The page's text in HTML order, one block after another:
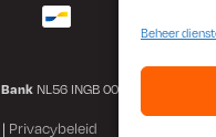
Beheer
Bank NL56 INGB 0008 1266 42
| Privacybeleid